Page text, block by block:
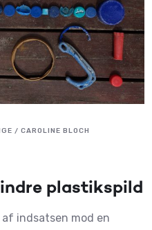
/ CAROLINE BLOCH
plastikspild
indsatsen mod en